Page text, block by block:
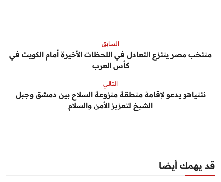
السابق
منتخب مصر ينتزع التعادل في اللحظات الأخيرة أمام الكويت في
كأس العرب
التالي
نتنياهو يدعو لإقامة منطقة منزوعة السلاح بين دمشق وجبل
الشيخ لتعزيز الأمن والسلام
قد يهمك أيضا